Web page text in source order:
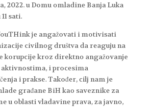
2022. u Domu omladine Banja Luka
sati.
je angažovati i motivisati
civilnog društva da reaguju na
korupcije kroz direktno angažovanje
i procesima
i prakse. Također, cilj nam je
građane BiH kao saveznike za
u oblasti vladavine prava, za javno,